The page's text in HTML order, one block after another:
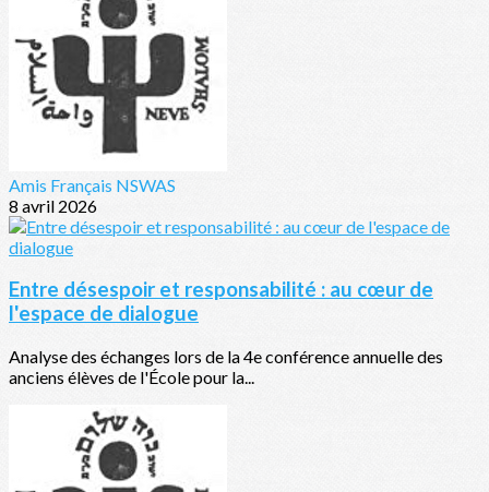
Amis Français NSWAS
8 avril 2026
Entre désespoir et responsabilité : au cœur de
l'espace de dialogue
Analyse des échanges lors de la 4e conférence annuelle des
anciens élèves de l'École pour la...